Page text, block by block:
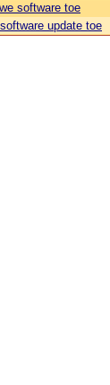
software toe
update toe